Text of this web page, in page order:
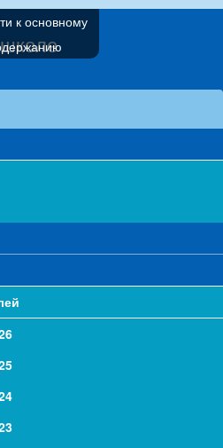
к основному